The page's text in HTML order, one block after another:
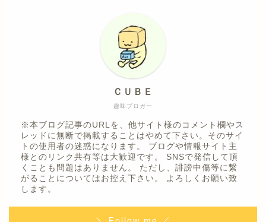
趣味ブロガー
ＣＵＢＥ
※本ブログ記事のURLを、他サイト様のコメント欄やス
レッドに無断で掲載することはやめて下さい。そのサイ
トの使用者の迷惑になります。 ブログや情報サイト主
様とのリンク共有等は大歓迎です。 SNSで発信して頂
くことも問題はありません。 ただし、誹謗中傷等に繋
がることについてはお控え下さい。 よろしくお願い致
します。